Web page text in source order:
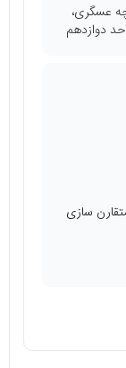
عسگری،
دوازدهم
سازی